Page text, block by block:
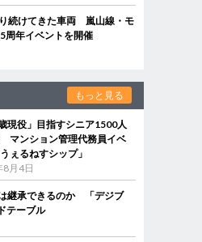
続けてきた車両 嵐山線・モ
周年イベントを開催
もっと見る
現役」目指すシニア1500人
マンション管理代務員イベ
ぇるねすシップ」
月4日
継承できるのか 「デジブ
テーブル